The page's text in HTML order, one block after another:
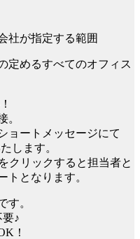
社が指定する範囲
定めるすべてのオフィス
。
ョートメッセージにて
します。
クリックすると担当者と
トとなります。
す。
♪
！